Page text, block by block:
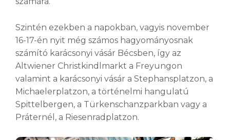
Szintén ezekben a napokban, vagyis november
16-17-én nyit még számos hagyományosnak
számító karácsonyi vásár Bécsben, így az
Altwiener Christkindlmarkt a Freyungon
valamint a karácsonyi vásár a Stephansplatzon, a
Michaelerplatzon, a történelmi hangulatú
Spittelbergen, a Türkenschanzparkban vagy a
Práternél, a Riesenradplatzon.